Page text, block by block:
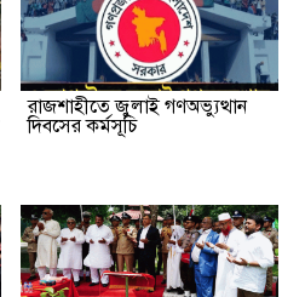
রাজশাহীতে জুলাই গণঅভ্যুত্থান
দিবসের কর্মসূচি